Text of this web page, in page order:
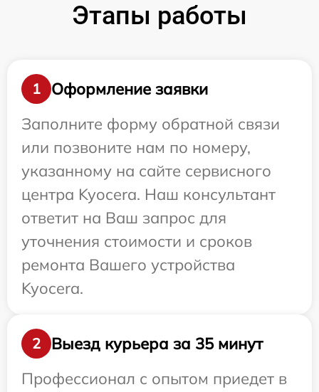
Этапы работы
1
Оформление заявки
Заполните форму обратной связи
или позвоните нам по номеру,
указанному на сайте сервисного
центра Kyocera. Наш консультант
ответит на Ваш запрос для
уточнения стоимости и сроков
ремонта Вашего устройства
Kyocera.
2
Выезд курьера за 35 минут
Профессионал с опытом приедет в